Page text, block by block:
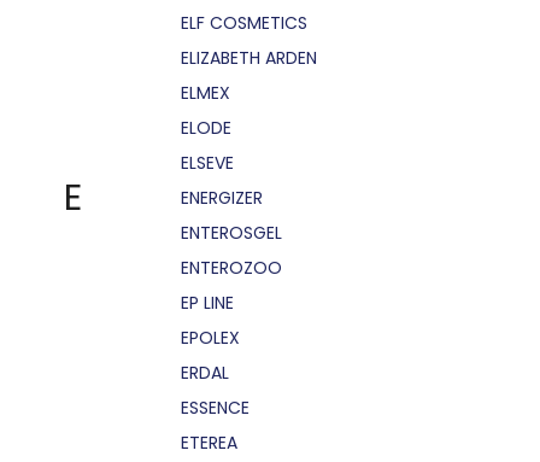
E
ELF COSMETICS
ELIZABETH ARDEN
ELMEX
ELODE
ELSEVE
ENERGIZER
ENTEROSGEL
ENTEROZOO
EP LINE
EPOLEX
ERDAL
ESSENCE
ETEREA